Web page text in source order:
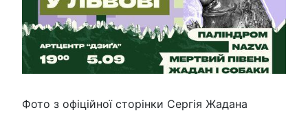
Фото з офіційної сторінки Сергія Жадана